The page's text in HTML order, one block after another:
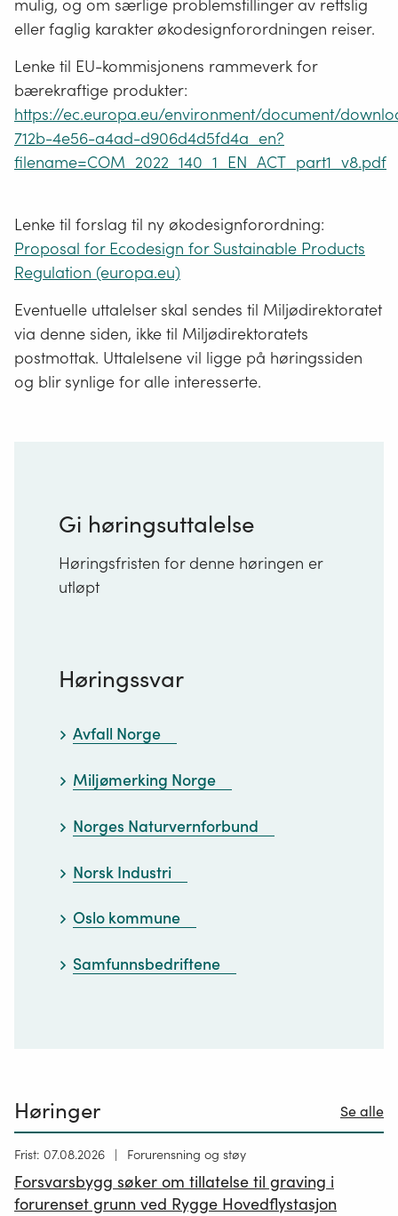
mulig, og om særlige problemstillinger av rettslig
eller faglig karakter økodesignforordningen reiser.
Lenke til EU-kommisjonens rammeverk for
bærekraftige produkter:
https://ec.europa.eu/environment/document/
712b-4e56-a4ad-d906d4d5fd4a_en?
filename=COM_2022_140_1_EN_ACT_part1_v8.pdf
Lenke til forslag til ny økodesignforordning:
Proposal for Ecodesign for Sustainable Products
Regulation (europa.eu)
Eventuelle uttalelser skal sendes til Miljødirektoratet
via denne siden, ikke til Miljødirektoratets
postmottak. Uttalelsene vil ligge på høringssiden
og blir synlige for alle interesserte.
Gi høringsuttalelse
Høringsfristen for denne høringen er
utløpt
Høringssvar
Avfall Norge
Miljømerking Norge
Norges Naturvernforbund
Norsk Industri
Oslo kommune
Samfunnsbedriftene
Høringer Se alle
Høring
publisert
26.06.2026
Frist: 07.08.2026 Forurensning og støy
Forsvarsbygg søker om tillatelse til graving i
forurenset grunn ved Rygge Hovedflystasjon